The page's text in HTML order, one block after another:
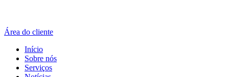
Área do cliente
Início
Sobre nós
Serviços